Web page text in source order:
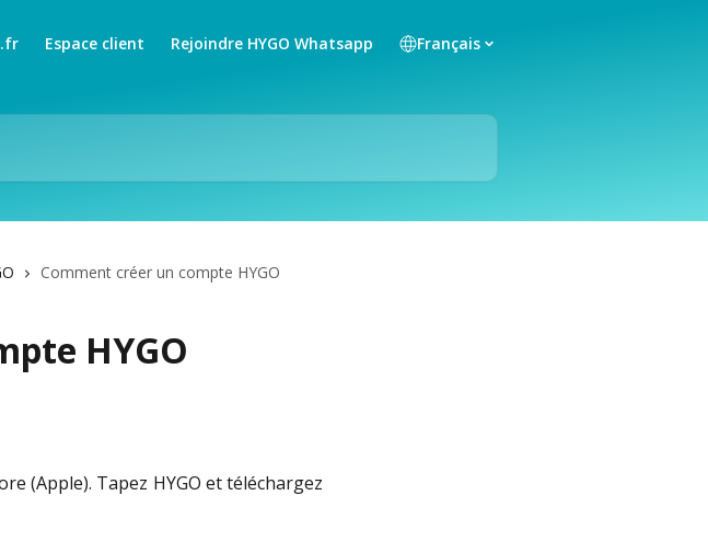
Espace client Rejoindre HYGO Whatsapp Français
Comment créer un compte HYGO
HYGO
(Apple). Tapez HYGO et téléchargez